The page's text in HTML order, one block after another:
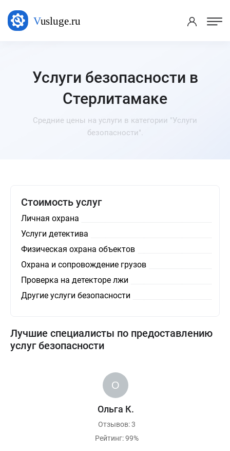
Услуги безопасности в
Стерлитамаке
Средние цены на услуги в категории "Услуги
безопасности".
Стоимость услуг
Личная охрана
Услуги детектива
Физическая охрана объектов
Охрана и сопровождение грузов
Проверка на детекторе лжи
Другие услуги безопасности
Лучшие специалисты по предоставлению
услуг безопасности
Ольга К.
Отзывов: 3
Рейтинг: 99%